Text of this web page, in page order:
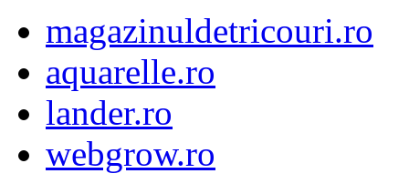
magazinuldetricouri.ro
aquarelle.ro
lander.ro
webgrow.ro